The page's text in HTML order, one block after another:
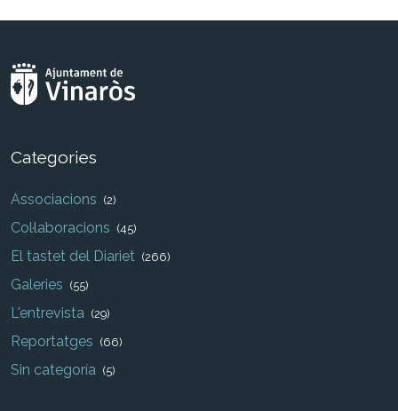
Categories
Associacions (2)
Col·laboracions (45)
El tastet del Diariet (266)
Galeries (55)
L'entrevista (29)
Reportatges (66)
Sin categoría (5)